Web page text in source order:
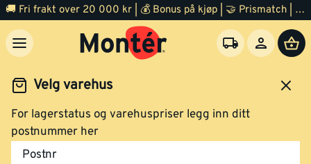
🚚 Fri frakt over 20 000 kr | 💰 Bonus på kjøp | 🤝 Prismatch | ⭐ 100% fornøyd garanti | 🏪 140 byggevarehus
Velg varehus
For lagerstatus og varehuspriser legg inn ditt
postnummer her
Postnr
Verktøy El verktøy